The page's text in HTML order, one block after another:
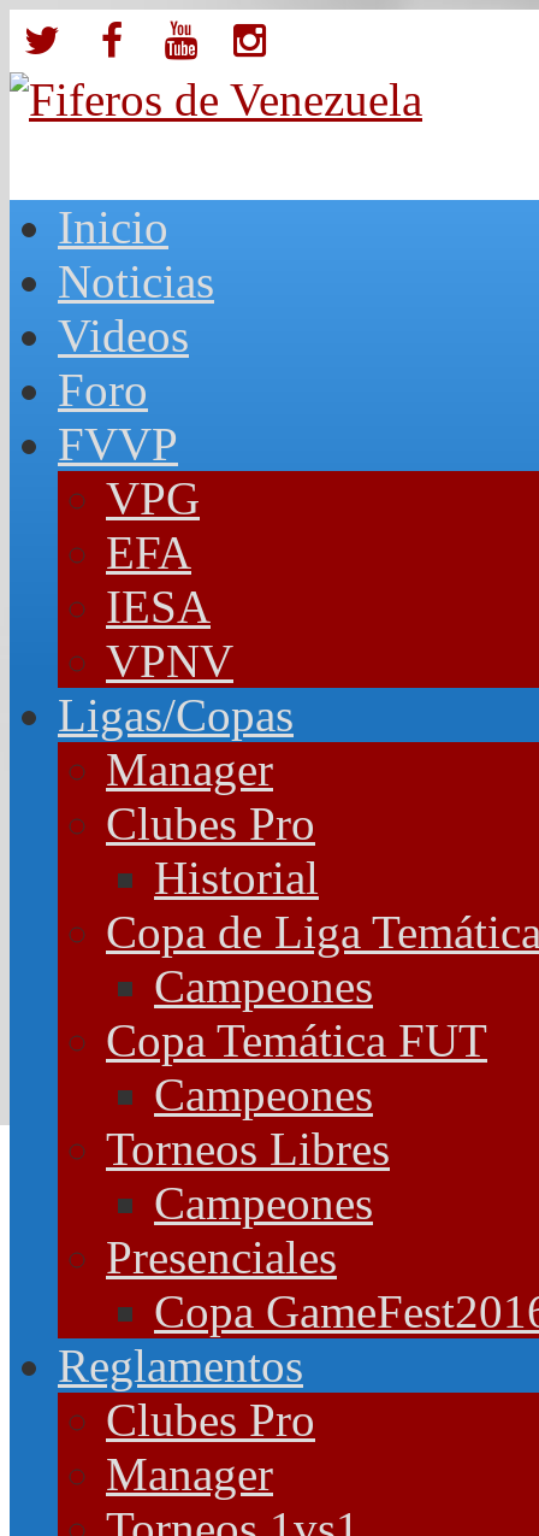
Inicio
Noticias
Videos
Foro
FVVP
VPG
EFA
IESA
VPNV
Ligas/Copas
Manager
Clubes Pro
Historial
Copa de Liga
Campeones
Copa Temática FUT
Campeones
Torneos Libres
Campeones
Presenciales
Copa
Reglamentos
Clubes Pro
Manager